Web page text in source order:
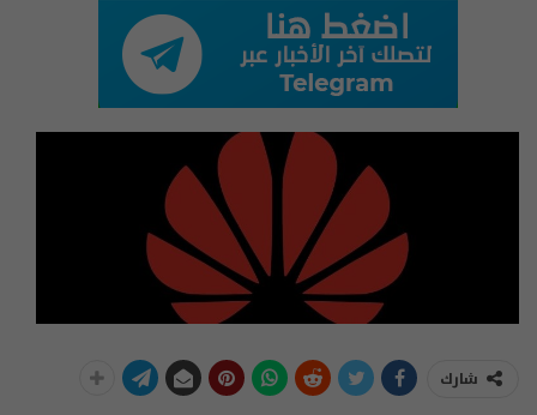
شارك